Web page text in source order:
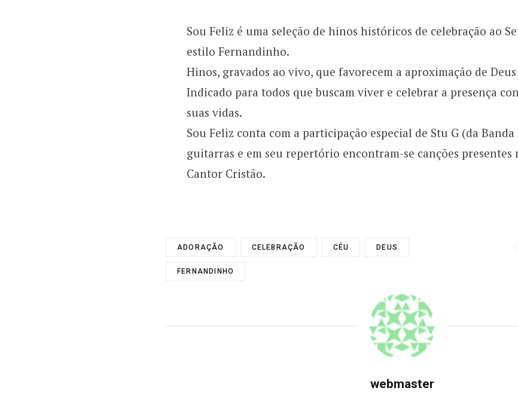
Sou Feliz é uma seleção de hinos históricos de celebração ao
estilo Fernandinho.
Hinos, gravados ao vivo, que favorecem a aproximação de
Indicado para todos que buscam viver e celebrar a presença
suas vidas.
Sou Feliz conta com a participação especial de Stu G (da
guitarras e em seu repertório encontram-se canções presentes
Cantor Cristão.
ADORAÇÃO CELEBRAÇÃO CÉU DEUS
FERNANDINHO
webmaster